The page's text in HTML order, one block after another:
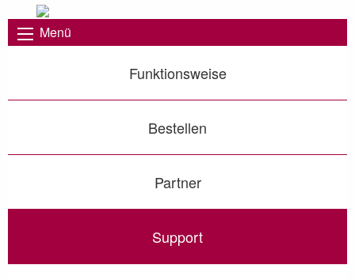
Menü
Funktionsweise
Bestellen
Partner
Support